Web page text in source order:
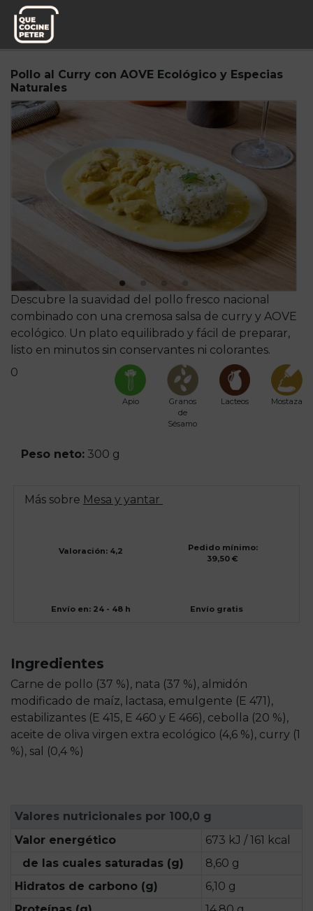
Pedido semanal
Pollo al Curry con AOVE Ecológico y Especias
Naturales
Descubre la suavidad del pollo fresco nacional
combinado con una cremosa salsa de curry y AOVE
ecológico. Un plato equilibrado y fácil de preparar,
listo en minutos sin conservantes ni colorantes.
0
Apio
Granos
de
Sésamo
Lacteos Mostaza
Peso neto: 300 g
Más sobre Mesa y yantar
Valoración: 4,2
Pedido mínimo:
39,50 €
Envío en: 24 - 48 h Envío gratis
Ingredientes
Carne de pollo (37 %), nata (37 %), almidón
modificado de maíz, lactasa, emulgente (E 471),
estabilizantes (E 415, E 460 y E 466), cebolla (20 %),
aceite de oliva virgen extra ecológico (4,6 %), curry (1
%), sal (0,4 %)
Valores nutricionales por 100,0 g
Valor energético
673 kJ / 161 kcal
de las cuales saturadas (g)
8,60 g
Hidratos de carbono (g)
6,10 g